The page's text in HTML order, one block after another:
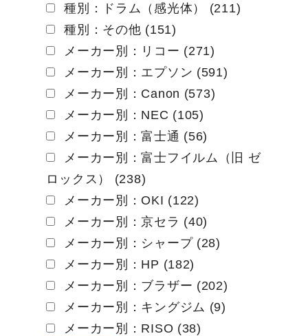
種別：ドラム（感光体） (211)
種別：その他 (151)
メーカー別：リコー (271)
メーカー別：エプソン (591)
メーカー別：Canon (573)
メーカー別：NEC (105)
メーカー別：富士通 (56)
メーカー別：富士フイルム（旧 ゼ
ロックス） (238)
メーカー別：OKI (122)
メーカー別：京セラ (40)
メーカー別：シャープ (28)
メーカー別：HP (182)
メーカー別：ブラザー (202)
メーカー別：キングジム (9)
メーカー別：RISO (38)